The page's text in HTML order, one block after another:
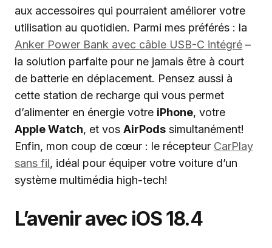
aux accessoires qui pourraient améliorer votre
utilisation au quotidien. Parmi mes préférés : la
Anker Power Bank avec câble USB-C intégré –
la solution parfaite pour ne jamais être à court
de batterie en déplacement. Pensez aussi à
cette station de recharge qui vous permet
d’alimenter en énergie votre iPhone, votre
Apple Watch, et vos AirPods simultanément!
Enfin, mon coup de cœur : le récepteur CarPlay
sans fil, idéal pour équiper votre voiture d’un
système multimédia high-tech!
L’avenir avec iOS 18.4